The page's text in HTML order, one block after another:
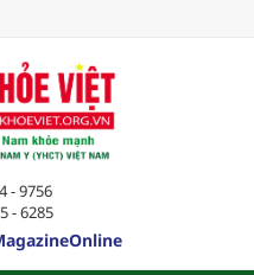
- 9756
- 6285